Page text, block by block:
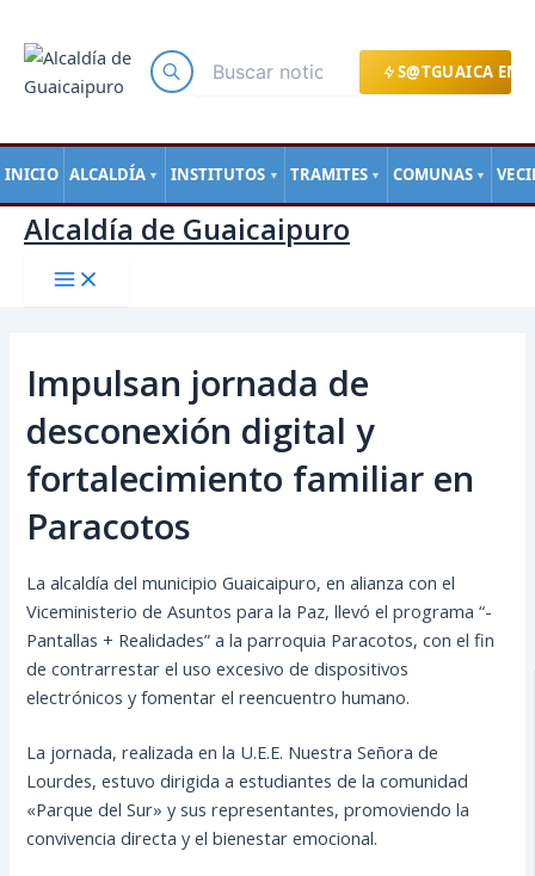
S@TGUAICA EN
INICIO ALCALDÍA ▼ INSTITUTOS ▼ TRAMITES ▼ COMUNAS ▼
contenido
Alcaldía de Guaicaipuro
Impulsan jornada de
desconexión digital y
fortalecimiento familiar en
Paracotos
La alcaldía del municipio Guaicaipuro, en alianza con el
Viceministerio de Asuntos para la Paz, llevó el programa “-
Pantallas + Realidades” a la parroquia Paracotos, con el fin
de contrarrestar el uso excesivo de dispositivos
electrónicos y fomentar el reencuentro humano.
La jornada, realizada en la U.E.E. Nuestra Señora de
Lourdes, estuvo dirigida a estudiantes de la comunidad
«Parque del Sur» y sus representantes, promoviendo la
convivencia directa y el bienestar emocional.
de
entradas